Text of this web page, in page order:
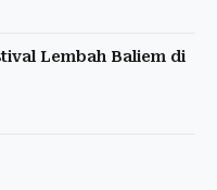
Lembah Baliem di